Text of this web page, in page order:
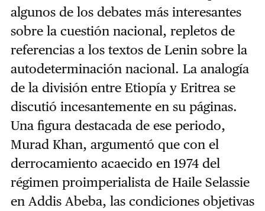
algunos de los debates más interesantes
sobre la cuestión nacional, repletos de
referencias a los textos de Lenin sobre la
autodeterminación nacional. La analogía
de la división entre Etiopía y Eritrea se
discutió incesantemente en su páginas.
Una figura destacada de ese periodo,
Murad Khan, argumentó que con el
derrocamiento acaecido en 1974 del
régimen proimperialista de Haile Selassie
en Addis Abeba, las condiciones objetivas